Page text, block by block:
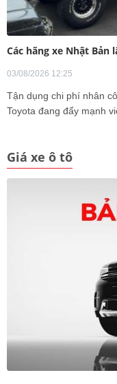
Các hãng xe Nhật
03/08/2026 12:25
Tận dụng chi phí nhân
Toyota đang đẩy mạnh
Giá xe ô tô